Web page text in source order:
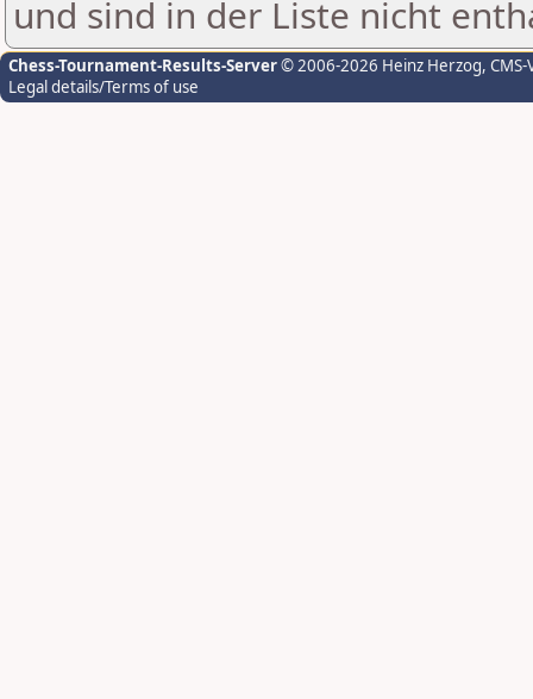
und sind in der Liste nicht
Chess-Tournament-Results-Server© 2006-2026 Heinz Herzog,
Legal details/Terms of use